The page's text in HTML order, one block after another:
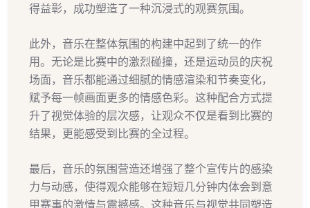
得益彰，成功塑造了一种沉浸式的观赛氛围。
此外，音乐在整体氛围的构建中起到了统一的作
用。无论是比赛中的激烈碰撞，还是运动员的庆祝
场面，音乐都能通过细腻的情感渲染和节奏变化，
赋予每一帧画面更多的情感色彩。这种配合方式提
升了视觉体验的层次感，让观众不仅是看到比赛的
结果，更能感受到比赛的全过程。
最后，音乐的氛围营造还增强了整个宣传片的感染
力与动感，使得观众能够在短短几分钟内体会到意
甲赛事的激情与震撼感。这种音乐与视觉共同塑造